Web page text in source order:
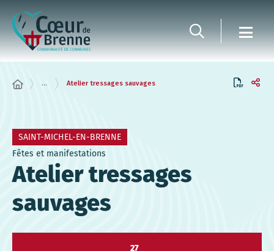
... Atelier tressages sauvages
SAINT-MICHEL-EN-BRENNE
Fêtes et manifestations
Atelier tressages
sauvages
27